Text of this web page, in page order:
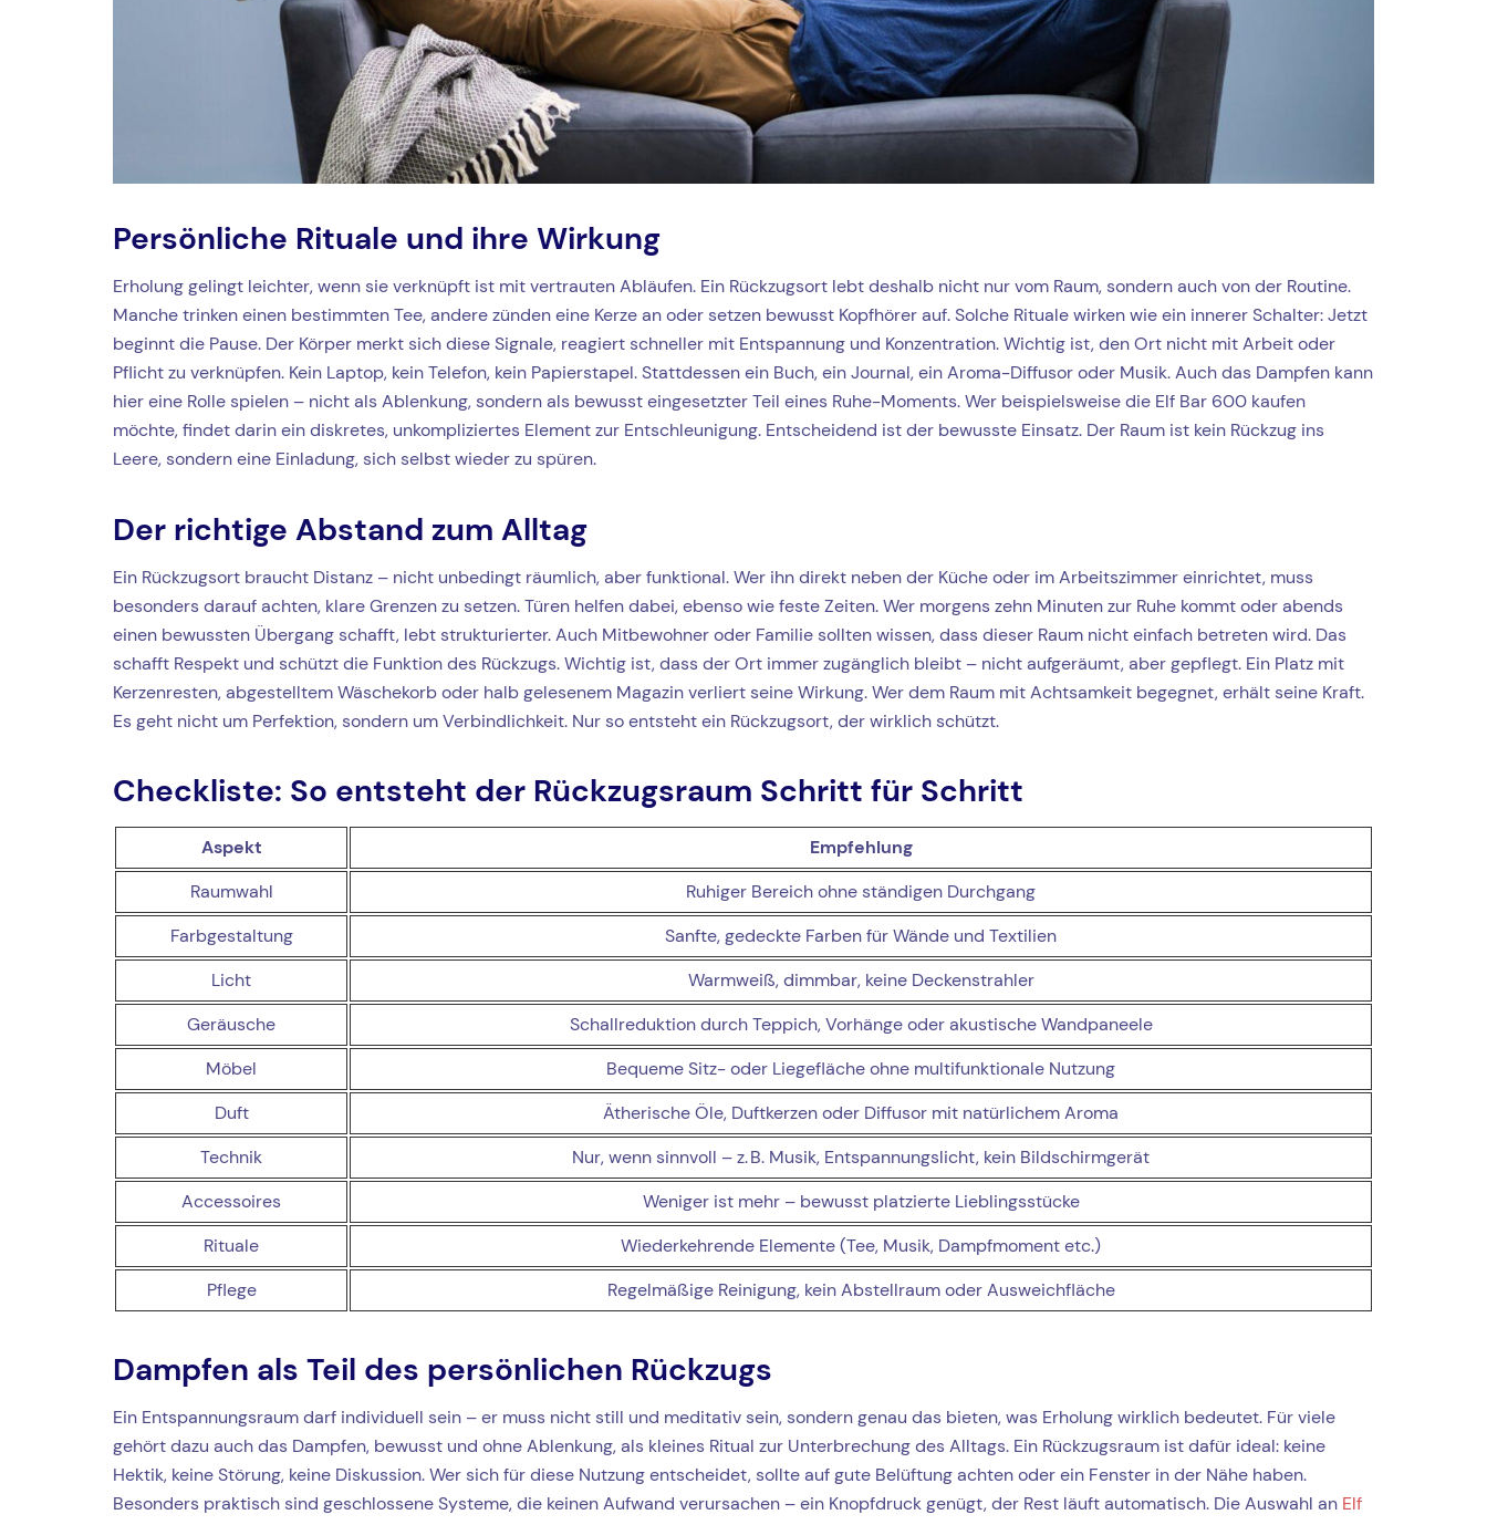
Persönliche Rituale und ihre Wirkung
Erholung gelingt leichter, wenn sie verknüpft ist mit vertrauten Abläufen. Ein Rückzugsort lebt deshalb nicht nur vom Raum, sondern auch von der Routine.
Manche trinken einen bestimmten Tee, andere zünden eine Kerze an oder setzen bewusst Kopfhörer auf. Solche Rituale wirken wie ein innerer Schalter: Jetzt
beginnt die Pause. Der Körper merkt sich diese Signale, reagiert schneller mit Entspannung und Konzentration. Wichtig ist, den Ort nicht mit Arbeit oder
Pflicht zu verknüpfen. Kein Laptop, kein Telefon, kein Papierstapel. Stattdessen ein Buch, ein Journal, ein Aroma-Diffusor oder Musik. Auch das Dampfen kann
hier eine Rolle spielen – nicht als Ablenkung, sondern als bewusst eingesetzter Teil eines Ruhe-Moments. Wer beispielsweise die Elf Bar 600 kaufen
möchte, findet darin ein diskretes, unkompliziertes Element zur Entschleunigung. Entscheidend ist der bewusste Einsatz. Der Raum ist kein Rückzug ins
Leere, sondern eine Einladung, sich selbst wieder zu spüren.
Der richtige Abstand zum Alltag
Ein Rückzugsort braucht Distanz – nicht unbedingt räumlich, aber funktional. Wer ihn direkt neben der Küche oder im Arbeitszimmer einrichtet, muss
besonders darauf achten, klare Grenzen zu setzen. Türen helfen dabei, ebenso wie feste Zeiten. Wer morgens zehn Minuten zur Ruhe kommt oder abends
einen bewussten Übergang schafft, lebt strukturierter. Auch Mitbewohner oder Familie sollten wissen, dass dieser Raum nicht einfach betreten wird. Das
schafft Respekt und schützt die Funktion des Rückzugs. Wichtig ist, dass der Ort immer zugänglich bleibt – nicht aufgeräumt, aber gepflegt. Ein Platz mit
Kerzenresten, abgestelltem Wäschekorb oder halb gelesenem Magazin verliert seine Wirkung. Wer dem Raum mit Achtsamkeit begegnet, erhält seine Kraft.
Es geht nicht um Perfektion, sondern um Verbindlichkeit. Nur so entsteht ein Rückzugsort, der wirklich schützt.
Checkliste: So entsteht der Rückzugsraum Schritt für Schritt
Aspekt
Empfehlung
Raumwahl
Ruhiger Bereich ohne ständigen Durchgang
Farbgestaltung
Sanfte, gedeckte Farben für Wände und Textilien
Licht
Warmweiß, dimmbar, keine Deckenstrahler
Geräusche
Schallreduktion durch Teppich, Vorhänge oder akustische Wandpaneele
Möbel
Bequeme Sitz- oder Liegefläche ohne multifunktionale Nutzung
Duft
Ätherische Öle, Duftkerzen oder Diffusor mit natürlichem Aroma
Technik
Nur, wenn sinnvoll – z. B. Musik, Entspannungslicht, kein Bildschirmgerät
Accessoires
Weniger ist mehr – bewusst platzierte Lieblingsstücke
Rituale
Wiederkehrende Elemente (Tee, Musik, Dampfmoment etc.)
Pflege
Regelmäßige Reinigung, kein Abstellraum oder Ausweichfläche
Dampfen als Teil des persönlichen Rückzugs
Ein Entspannungsraum darf individuell sein – er muss nicht still und meditativ sein, sondern genau das bieten, was Erholung wirklich bedeutet. Für viele
gehört dazu auch das Dampfen, bewusst und ohne Ablenkung, als kleines Ritual zur Unterbrechung des Alltags. Ein Rückzugsraum ist dafür ideal: keine
Hektik, keine Störung, keine Diskussion. Wer sich für diese Nutzung entscheidet, sollte auf gute Belüftung achten oder ein Fenster in der Nähe haben.
Besonders praktisch sind geschlossene Systeme, die keinen Aufwand verursachen – ein Knopfdruck genügt, der Rest läuft automatisch. Die Auswahl an Elf